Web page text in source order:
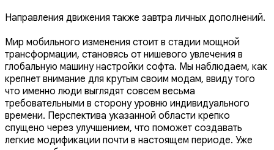
Направления движения также завтра личных дополнений.
Мир мобильного изменения стоит в стадии мощной
трансформации, становясь от нишевого увлечения в
глобальную машину настройки софта. Мы наблюдаем, как
крепнет внимание для крутым своим модам, ввиду того
что именно люди выглядят совсем весьма
требовательными в сторону уровню индивидуального
времени. Перспектива указанной области крепко
спущено через улучшением, что поможет создавать
легкие модификации почти в настоящем периоде. Уже